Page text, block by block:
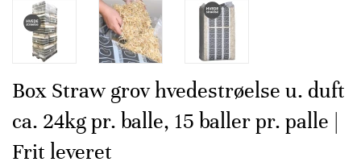
Box Straw grov hvedestrøelse u. duft
ca. 24kg pr. balle, 15 baller pr. palle |
Frit leveret